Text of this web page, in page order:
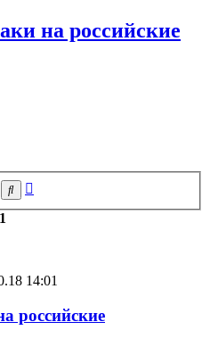
на российские
Поиск
1
14:01
российские